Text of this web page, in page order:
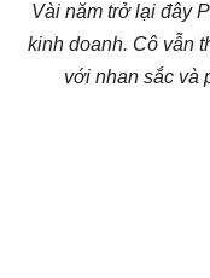
Vài năm trở lại đây
kinh doanh. Cô vẫn
với nhan sắc và